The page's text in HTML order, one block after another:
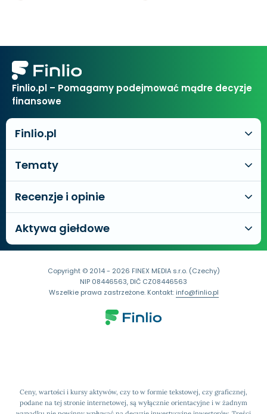
Finlio.pl – Pomagamy podejmować mądre decyzje
finansowe
Finlio.pl
Tematy
Recenzje i opinie
Aktywa giełdowe
Ceny, wartości i kursy aktywów, czy to w formie tekstowej, czy graficznej,
podane na tej stronie internetowej, są wyłącznie orientacyjne i w żadnym
Copyright © 2014 - 2026 FINEX MEDIA s.r.o. (Czechy)
NIP 08446563, DIČ CZ08446563
Wszelkie prawa zastrzeżone. Kontakt:info@finlio.pl